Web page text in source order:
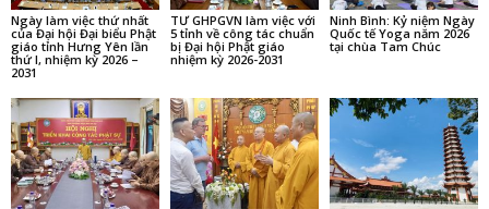
Ngày làm việc thứ nhất
của Đại hội Đại biểu Phật
giáo tỉnh Hưng Yên lần
thứ I, nhiệm kỳ 2026 –
2031
TƯ GHPGVN làm việc với
5 tỉnh về công tác chuẩn
bị Đại hội Phật giáo
nhiệm kỳ 2026-2031
Ninh Bình: Kỷ niệm Ngày
Quốc tế Yoga năm 2026
tại chùa Tam Chúc